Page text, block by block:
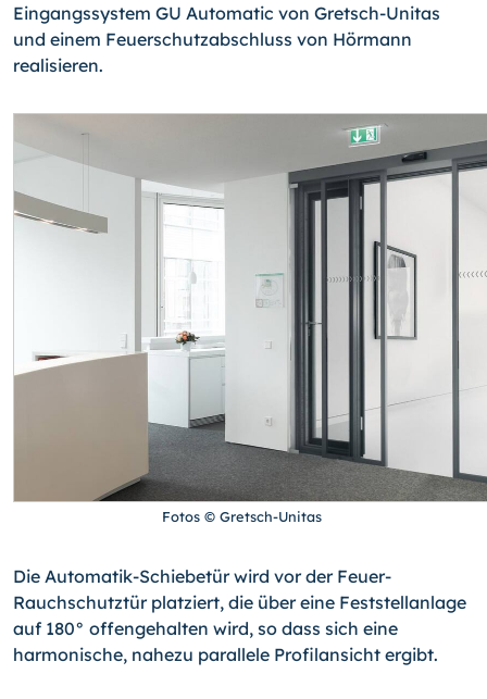
Eingangssystem GU Automatic von Gretsch-Unitas
und einem Feuerschutzabschluss von Hörmann
realisieren.
Fotos © Gretsch-Unitas
Die Automatik-Schiebetür wird vor der Feuer-
Rauchschutztür platziert, die über eine Feststellanlage
auf 180° offengehalten wird, so dass sich eine
harmonische, nahezu parallele Profilansicht ergibt.